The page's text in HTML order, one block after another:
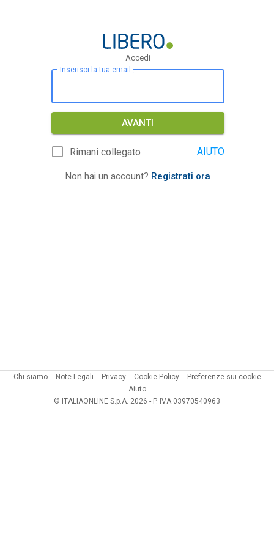
Accedi
Inserisci la tua email
AVANTI
Rimani collegato AIUTO
Non hai un account? Registrati ora
Chi siamo Note Legali Privacy Cookie Policy
Preferenze sui cookie
Aiuto
© ITALIAONLINE S.p.A. 2026 - P. IVA 03970540963